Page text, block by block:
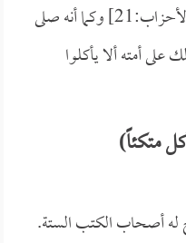
[الأحزاب:21] وكما أنه صلى
على أمته ألا يأكلوا
متكئاً)
له أصحاب الكتب الستة.